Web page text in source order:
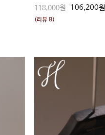
118,000원 106,200원
(리뷰 8)